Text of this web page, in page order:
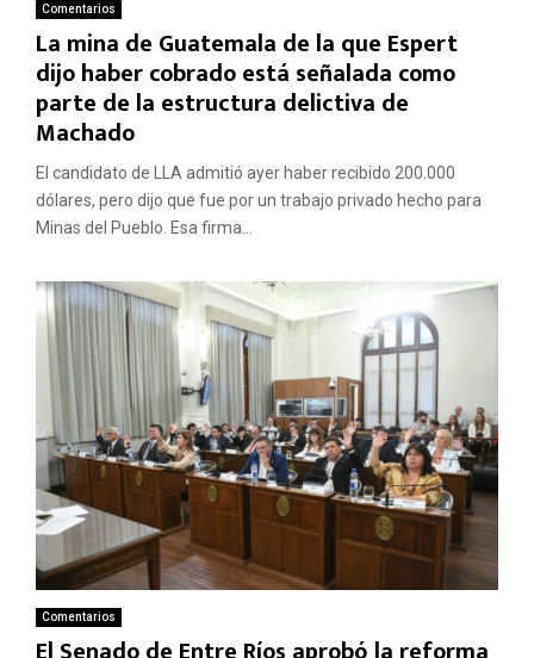
Comentarios
La mina de Guatemala de la que Espert
dijo haber cobrado está señalada como
parte de la estructura delictiva de
Machado
El candidato de LLA admitió ayer haber recibido 200.000
dólares, pero dijo que fue por un trabajo privado hecho para
Minas del Pueblo. Esa firma...
Comentarios